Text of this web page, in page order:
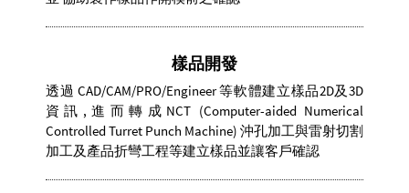
樣品開發
透過 CAD/CAM/PRO/Engineer 等軟體建立樣品2D及3D
資訊,進而轉成NCT (Computer-aided Numerical
Controlled Turret Punch Machine) 沖孔加工與雷射切割
加工及產品折彎工程等建立樣品並讓客戶確認